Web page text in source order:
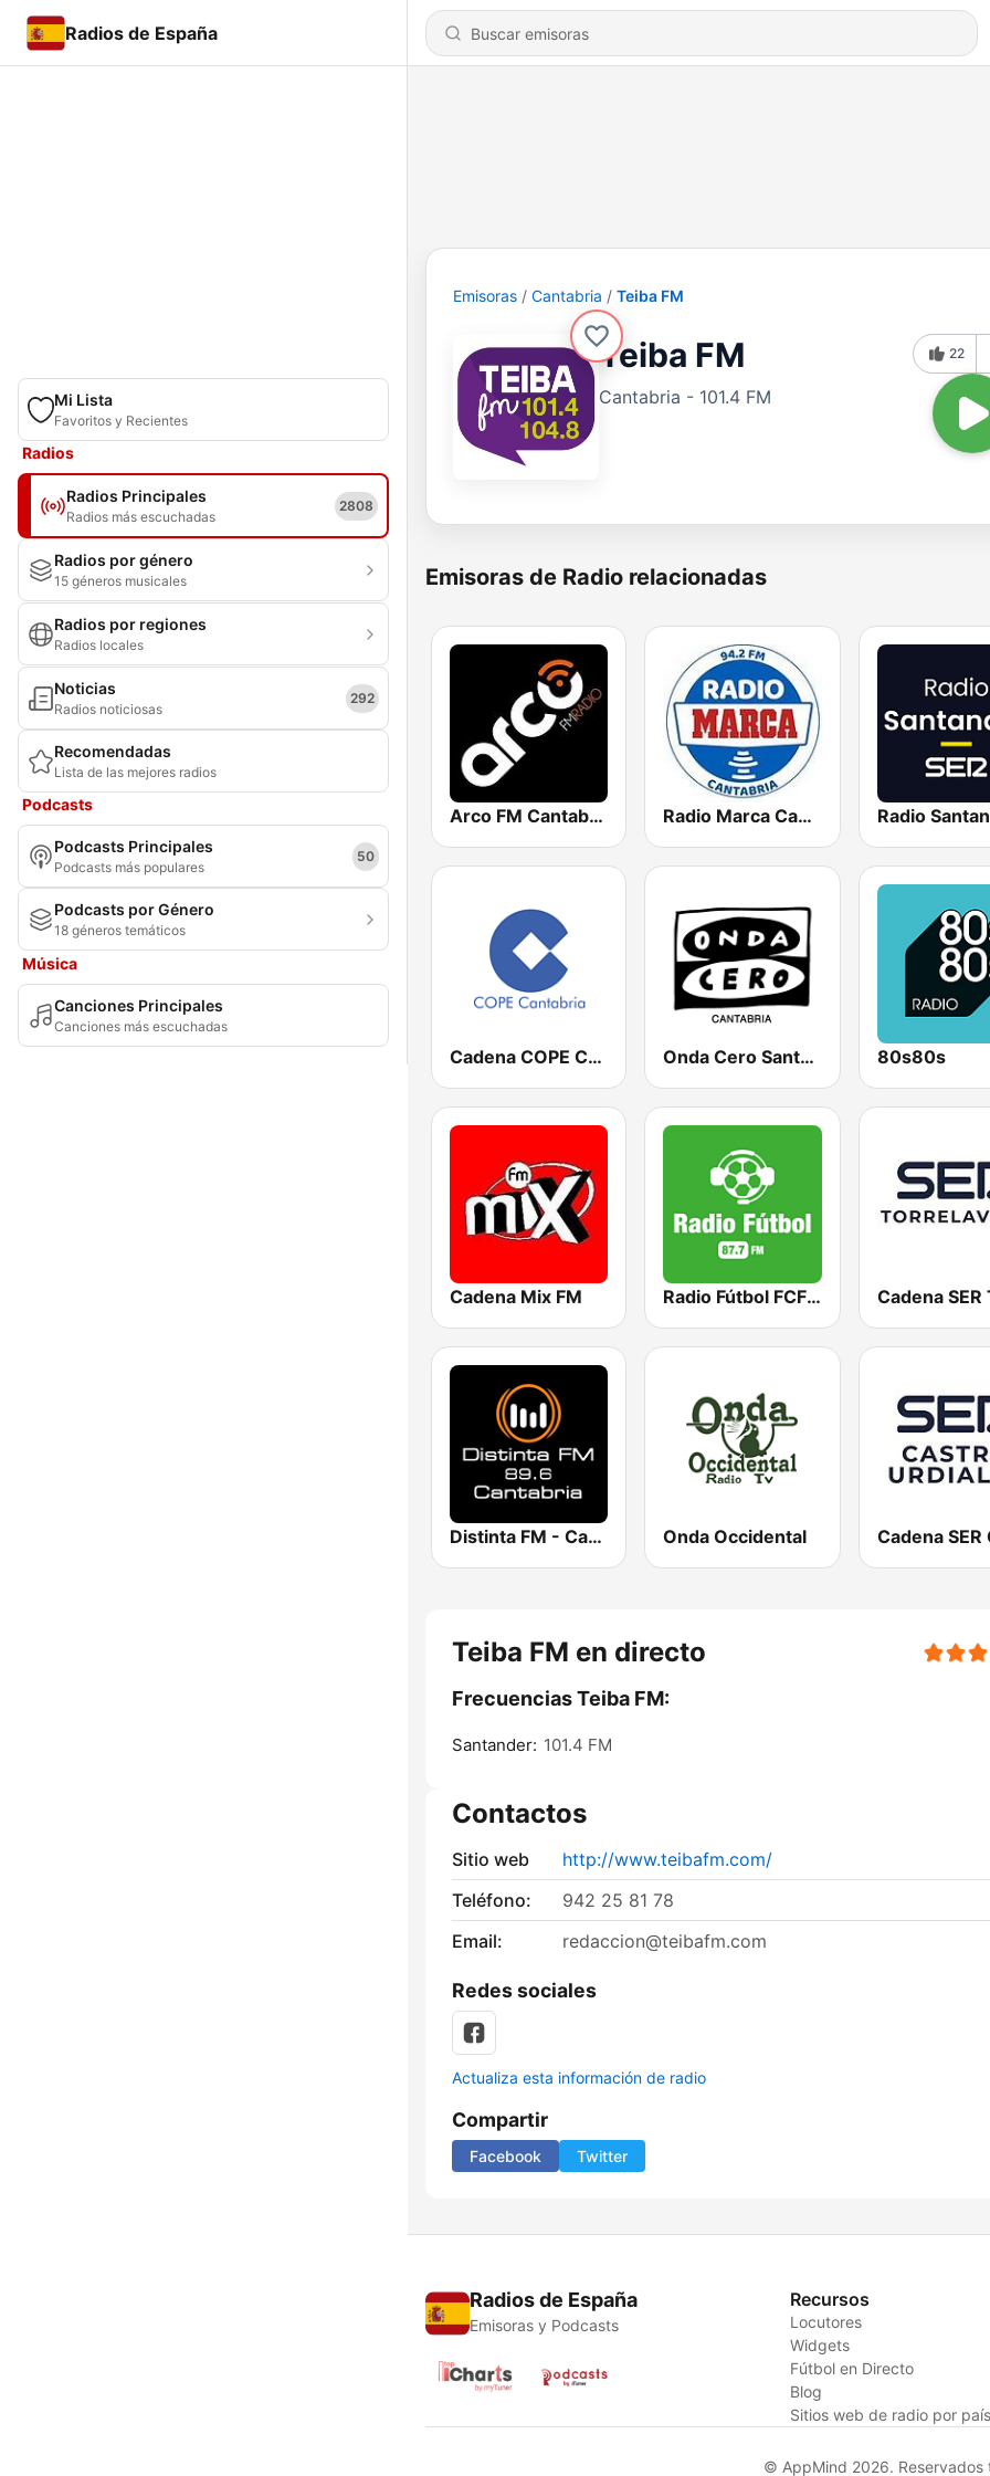
Radios de España
Mi Lista
Favoritos y Recientes
Radios
Radios Principales
Radios más escuchadas
2808
Radios por género
15 géneros musicales
Radios por regiones
Radios locales
Noticias
Radios noticiosas
292
Recomendadas
Lista de las mejores radios
Podcasts
Podcasts Principales
Podcasts más populares
50
Podcasts por Género
18 géneros temáticos
Música
Canciones Principales
Canciones más escuchadas
Emisoras Cantabria Teiba FM
Teiba FM
Cantabria - 101.4 FM
22
Emisoras de Radio relacionadas
Arco FM Cantabria Radio Marca Cantabria
Cadena COPE Cantabria Onda Cero Santander 80s80s
Cadena Mix FM Radio Fútbol FCF · 87.7 FM Cantabria
Distinta FM - Cantabria Onda Occidental
Teiba FM en directo
Frecuencias Teiba FM:
Santander: 101.4 FM
Contactos
Sitio web
http://www.teibafm.com/
Teléfono:
942 25 81 78
Email:
redaccion@teibafm.com
Redes sociales
Actualiza esta información de radio
Compartir
Facebook Twitter
Radios de España
Emisoras y Podcasts
Recursos
Locutores
Widgets
Fútbol en Directo
Blog
Sitios web de radio por país
© AppMind 2026. Reservados